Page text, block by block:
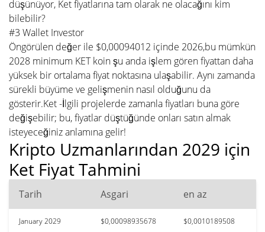
düşünüyor, Ket fiyatlarına tam olarak ne olacağını kim
bilebilir?
#3 Wallet Investor
Öngörülen değer ile $0,00094012 içinde 2026,bu mümkün
2028 minimum KET koin şu anda işlem gören fiyattan daha
yüksek bir ortalama fiyat noktasına ulaşabilir. Aynı zamanda
sürekli büyüme ve gelişmenin nasıl olduğunu da
gösterir.Ket -İlgili projelerde zamanla fiyatları buna göre
değişebilir; bu, fiyatlar düştüğünde onları satın almak
isteyeceğiniz anlamına gelir!
Kripto Uzmanlarından 2029 için
Ket Fiyat Tahmini
Tarih Asgari en az
January 2029 $0,00098935678 $0,0010189508